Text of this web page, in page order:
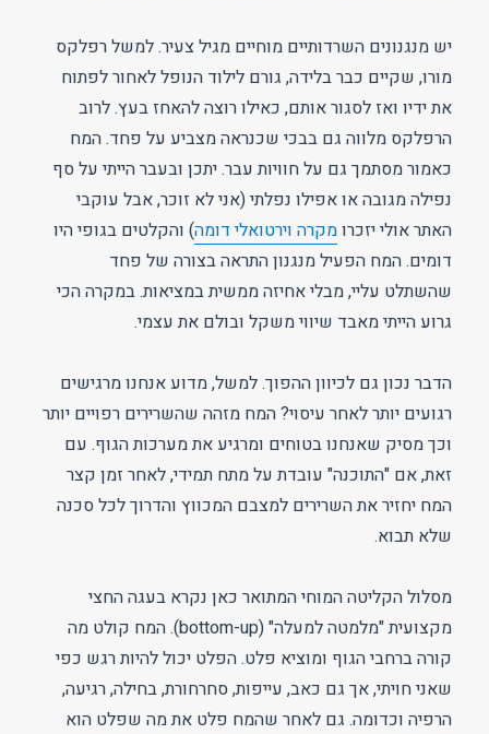
יש מנגנונים השרדותיים מוחיים מגיל צעיר. למשל רפלקס
מורו, שקיים כבר בלידה, גורם לילוד הנופל לאחור לפתוח
את ידיו ואז לסגור אותם, כאילו רוצה להאחז בעץ. לרוב
הרפלקס מלווה גם בבכי שכנראה מצביע על פחד. המח
כאמור מסתמך גם על חוויות עבר. יתכן ובעבר הייתי על סף
נפילה מגובה או אפילו נפלתי (אני לא זוכר, אבל עוקבי
האתר אולי יזכרומקרה וירטואלי דומה) והקלטים בגופי היו
דומים. המח הפעיל מנגנון התראה בצורה של פחד
שהשתלט עליי, מבלי אחיזה ממשית במציאות. במקרה הכי
גרוע הייתי מאבד שיווי משקל ובולם את עצמי.
הדבר נכון גם לכיוון ההפוך. למשל, מדוע אנחנו מרגישים
רגועים יותר לאחר עיסוי? המח מזהה שהשרירים רפויים יותר
וכך מסיק שאנחנו בטוחים ומרגיע את מערכות הגוף. עם
זאת, אם "התוכנה" עובדת על מתח תמידי, לאחר זמן קצר
המח יחזיר את השרירים למצבם המכווץ והדרוך לכל סכנה
שלא תבוא.
מסלול הקליטה המוחי המתואר כאן נקרא בעגה החצי
מקצועית "מלמטה למעלה" (bottom-up). המח קולט מה
קורה ברחבי הגוף ומוציא פלט. הפלט יכול להיות רגש כפי
שאני חויתי, אך גם כאב, עייפות, סחרחורת, בחילה, רגיעה,
הרפיה וכדומה. גם לאחר שהמח פלט את מה שפלט הוא